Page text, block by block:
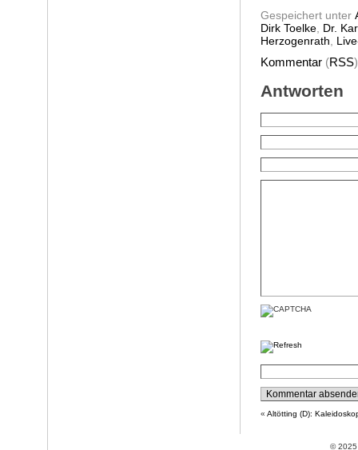
Gespeichert unter
Dirk Toelke, Dr.
Herzogenrath,
Kommentar(RSS
Antworten
« Altötting (D):
©